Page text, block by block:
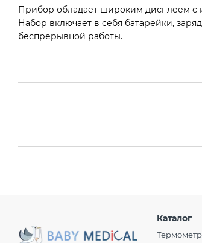
Прибор обладает широким дисплеем с
Набор включает в себя батарейки,
беспрерывной работы.
Каталог